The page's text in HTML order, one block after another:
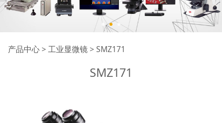
SMZ171
产品中心> 工业显微镜> SMZ171
SMZ171